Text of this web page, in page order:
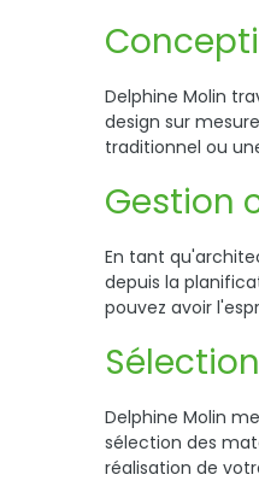
Delphine Molin
design sur
traditionnel ou
Gestion
En tant
depuis la
pouvez avoir
Delphine Molin
sélection des
réalisation de